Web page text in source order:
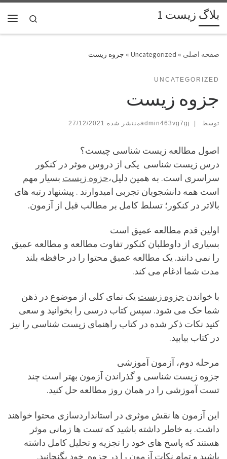
پرش به محتوا بلاگ زیست 1
Search
»
Uncategorized
» جزوه زیست
UNCATEGORIZED
جزوه زیست
توسط admin463vg7gj |
27/12/2021
اصول مطالعه زیست شناسی چیست؟
درس زیست شناسی یکی از دروس موثر در کنکور
سراسری است. به همین دلیل،حزوه زیست بسیار مهم
است همه دانشجویان تجربی امیدوارند . پیشنهاد رتبه های
بالاتر در کنکور؛ تسلط کامل بر مطالب قبل از آزمون.
اولین قدم مطالعه عمیق است
بسیاری از داوطلبان کنکور تفاوت مطالعه و مطالعه عمیق
را نمی دانند. یک مطالعه عمیق محتوا را در حافظه بلند
مدت شما ادغام می کند.
با خواندن جزوه زیست یک نمای کلی از موضوع در ذهن
شما حک می شود. سپس کتاب درسی را بخوانید و سعی
کنید نکات ذکر شده در کتاب راهنمای زیست شناسی را نیز
در کتاب بیابید.
مرحله دوم، آزمون آموزشی
جزوه زیست شناسی و گذراندن آزمون بهتر است چند
تست آموزشی را در همان روز مطالعه حل کنید.
این آزمون ها نقش موثری در استانداردسازی محتوا خواهند
داشت. به خاطر داشته باشید که تست ها زمانی موثر
هستند که پاسخ های خود را تجزیه و تحلیل کامل داشته
باشید و تمام نکات آزمون را در جزوه خود بگنجانید.